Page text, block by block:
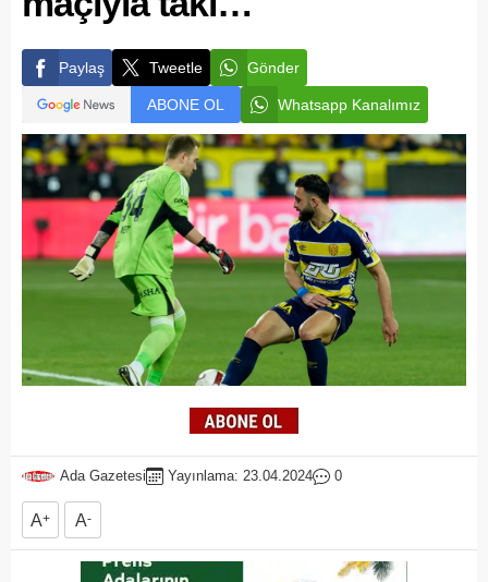
Paylaş Tweetle Gönder
ABONE OL Whatsapp Kanalımız
Ada Gazetesi Yayınlama: 23.04.2024 0
A+ A-